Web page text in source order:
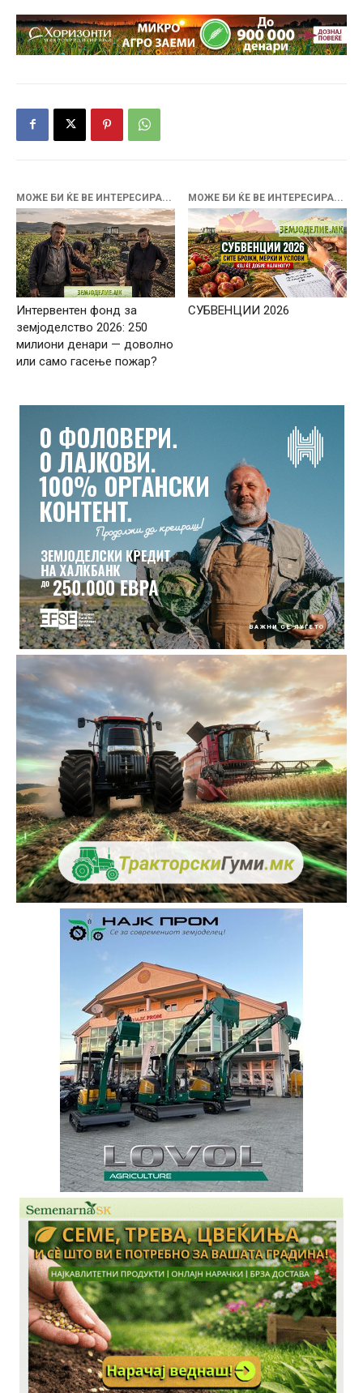
МОЖЕ БИ ЌЕ ВЕ ИНТЕРЕСИРА...
Интервентен фонд за
земјоделство 2026: 250
милиони денари — доволно
или само гасење пожар?
МОЖЕ БИ ЌЕ ВЕ ИНТЕРЕСИРА...
СУБВЕНЦИИ 2026